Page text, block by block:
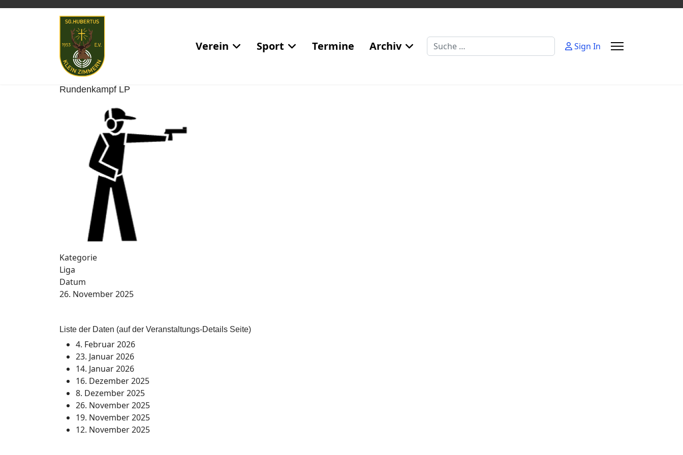
Verein Sport Termine Archiv Suchen Sign In
Rundenkampf LP
Kategorie
Liga
Datum
26. November 2025
Liste der Daten (auf der Veranstaltungs-Details Seite)
4. Februar 2026
23. Januar 2026
14. Januar 2026
16. Dezember 2025
8. Dezember 2025
26. November 2025
19. November 2025
12. November 2025